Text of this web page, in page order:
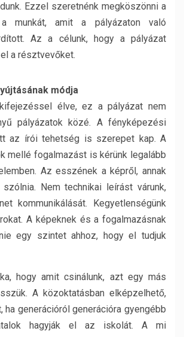
Ezzel szeretnénk megköszönni a
munkát, amit a pályázaton való
Az a célunk, hogy a pályázat
a résztvevőket.
módja
élve, ez a pályázat nem
pályázatok közé. A fényképezési
az írói tehetség is szerepet kap. A
mellé fogalmazást is kérünk legalább
Az esszének a képről, annak
Nem technikai leírást várunk,
kommunikálását. Kegyetlenségünk
A képeknek és a fogalmazásnak
egy szintet ahhoz, hogy el tudjuk
hogy amit csinálunk, azt egy más
A közoktatásban elképzelhető,
ha generációról generációra gyengébb
hagyják el az iskolát. A mi